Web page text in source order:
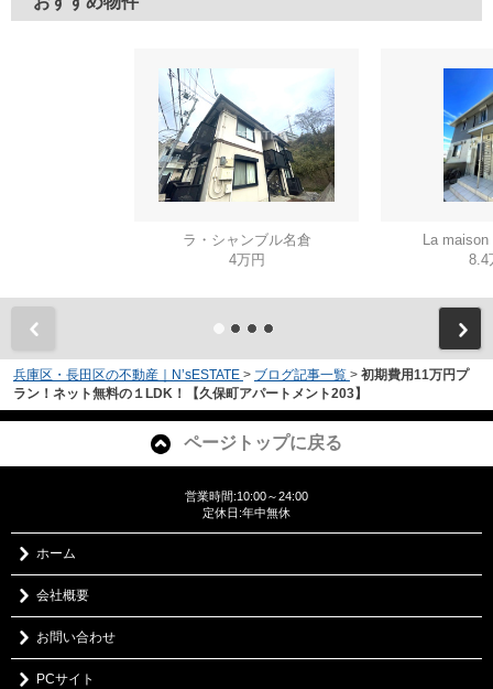
ラ・シャンブル名倉
4万円
La maison
8.4
兵庫区・長田区の不動産｜N’sESTATE > ブログ記事一覧 > 初期費用11万円プ
ラン！ネット無料の１LDK！【久保町アパートメント203】
ページトップに戻る
営業時間:10:00～24:00
定休日:年中無休
ホーム
会社概要
お問い合わせ
PCサイト